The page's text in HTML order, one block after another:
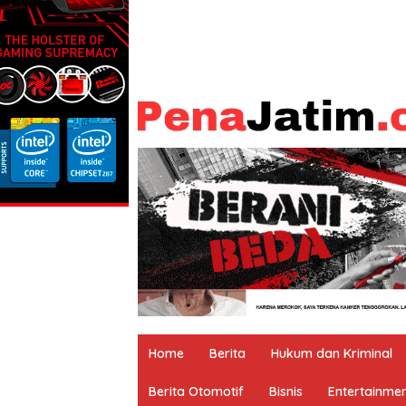
Home Berita Hukum dan Kriminal
Berita Otomotif Bisnis